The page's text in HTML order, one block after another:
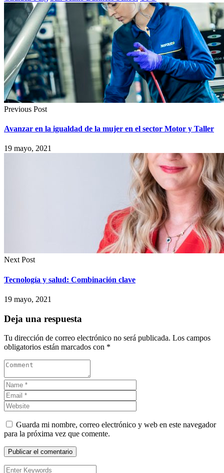
Previous Post
Avanzar en la igualdad de la mujer en el sector Motor y Taller
19 mayo, 2021
Next Post
Tecnología y salud: Combinación clave
19 mayo, 2021
Deja una respuesta
Tu dirección de correo electrónico no será publicada. Los campos
obligatorios están marcados con *
Guarda mi nombre, correo electrónico y web en este navegador
para la próxima vez que comente.